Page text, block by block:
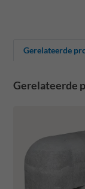
Gerelateerde
Gerelateerde